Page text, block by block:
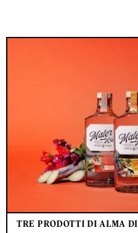
TRE PRODOTTI DI ALMA